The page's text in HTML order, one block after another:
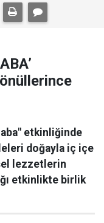
etkinliğinde
doğayla iç içe
lezzetlerin
etkinlikte birlik